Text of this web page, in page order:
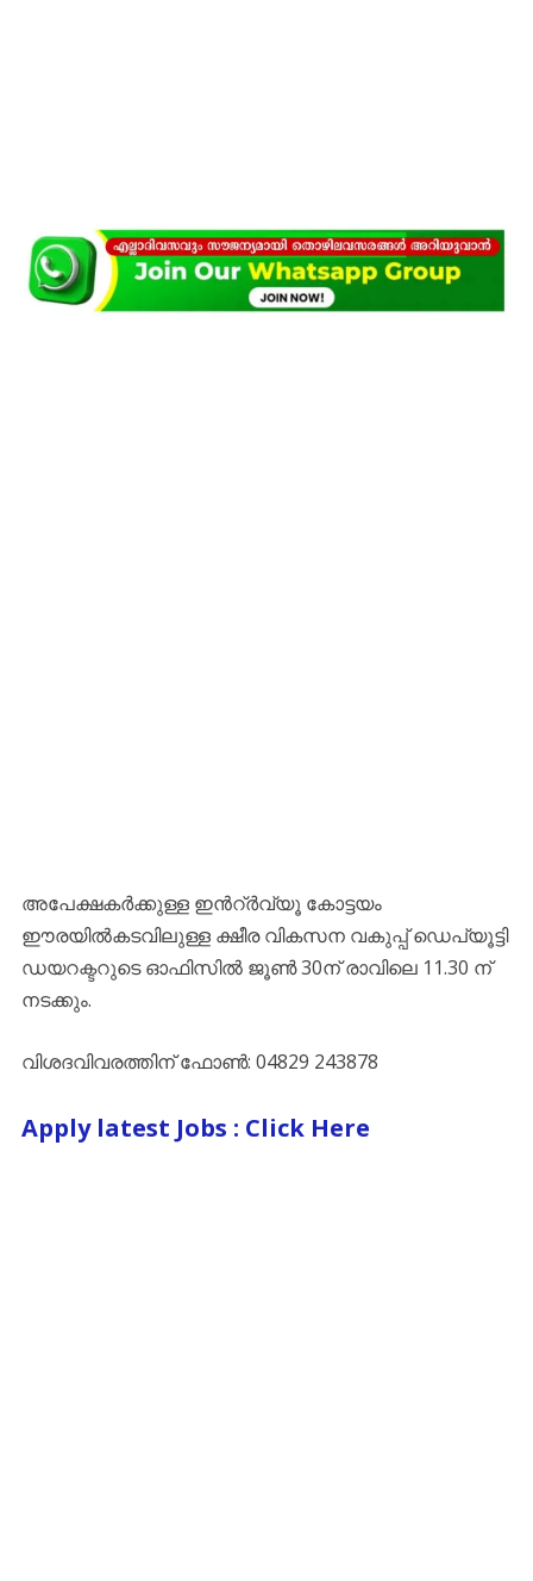
അപേക്ഷകർക്കുള്ള ഇൻറ്ർവ്യൂ കോട്ടയം
ഈരയിൽകടവിലുള്ള ക്ഷീര വികസന വകുപ്പ് ഡെപ്യൂട്ടി
ഡയറക്ടറുടെ ഓഫിസിൽ ജൂൺ 30ന് രാവിലെ 11.30 ന്
നടക്കും.
വിശദവിവരത്തിന് ഫോൺ: 04829 243878
Apply latest Jobs : Click Here